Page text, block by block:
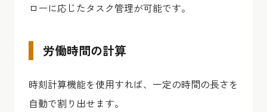
ローに応じたタスク管理が可能です。
労働時間の計算
時刻計算機能を使用すれば、一定の時間の長さを
自動で割り出せます。